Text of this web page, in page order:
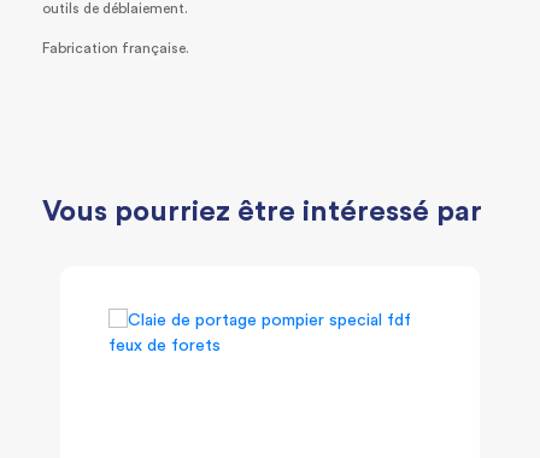
outils de déblaiement.
Fabrication française.
Vous pourriez être intéressé par